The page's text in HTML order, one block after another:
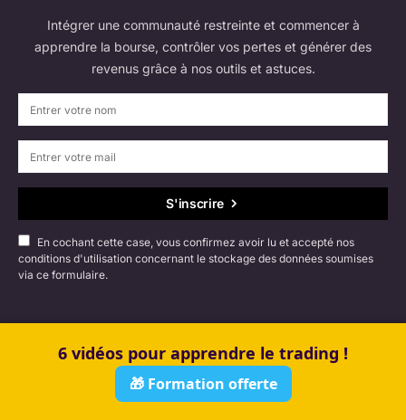
Intégrer une communauté restreinte et commencer à
apprendre la bourse, contrôler vos pertes et générer des
revenus grâce à nos outils et astuces.
S'inscrire
En cochant cette case, vous confirmez avoir lu et accepté nos
conditions d'utilisation concernant le stockage des données soumises
via ce formulaire.
6 vidéos pour apprendre le trading !
🎁 Formation offerte